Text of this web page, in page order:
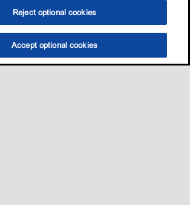
选油助手 查找门店
Reject optional cookies
Accept optional cookies